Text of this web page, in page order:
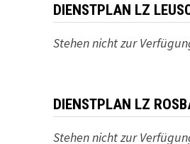
DIENSTPLAN LZ
Stehen nicht zur
DIENSTPLAN LZ
Stehen nicht zur